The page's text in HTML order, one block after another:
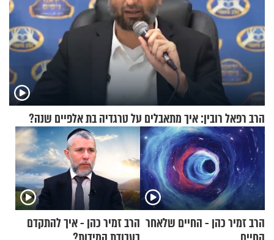
הרב רפאל רובין: איך מתאבלים על טרגדיה בת אלפיים שנה?
הרב זמיר כהן - החיים שלאחר הרב זמיר כהן - איך להתקדם